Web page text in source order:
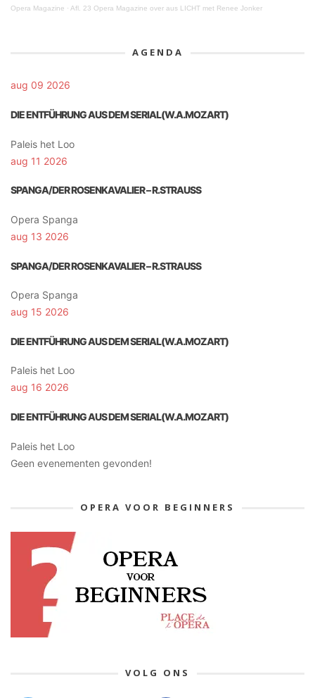
Opera Magazine · Afl. 23 Opera Magazine over aus LICHT met Renee Jonker
AGENDA
aug 09 2026
DIE ENTFÜHRUNG AUS DEM SERIAL(W.A.MOZART)
Paleis het Loo
aug 11 2026
SPANGA/DER ROSENKAVALIER – R.STRAUSS
Opera Spanga
aug 13 2026
SPANGA/DER ROSENKAVALIER – R.STRAUSS
Opera Spanga
aug 15 2026
DIE ENTFÜHRUNG AUS DEM SERIAL(W.A.MOZART)
Paleis het Loo
aug 16 2026
DIE ENTFÜHRUNG AUS DEM SERIAL(W.A.MOZART)
Paleis het Loo
Geen evenementen gevonden!
OPERA VOOR BEGINNERS
VOLG ONS